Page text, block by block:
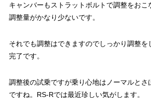
キャンバーもストラットボルトで調整をおこ
調整量がかなり少ないです。
それでも調整はできますのでしっかり調整を
完了です。
調整後の試乗ですが乗り心地はノーマルとさ
ですね。RS-Rでは最近珍しい気がします。